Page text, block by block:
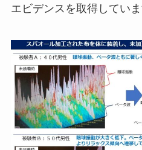
エビデンスを取得してい